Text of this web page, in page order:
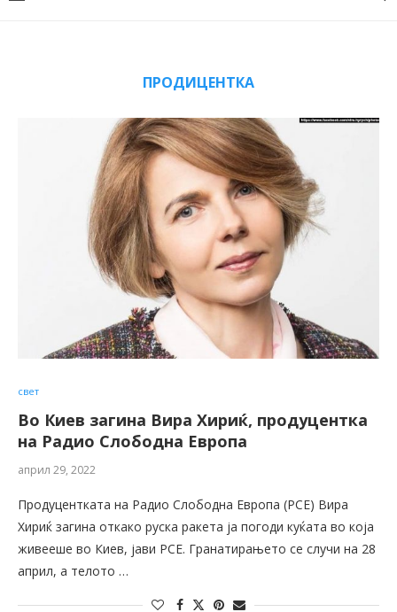
ПРОДИЦЕНТКА
свет
Во Киев загина Вира Хириќ, продуцентка
на Радио Слободна Европа
април 29, 2022
Продуцентката на Радио Слободна Европа (РСЕ) Вира
Хириќ загина откако руска ракета ја погоди куќата во која
живееше во Киев, јави РСЕ. Гранатирањето се случи на 28
април, а телото …